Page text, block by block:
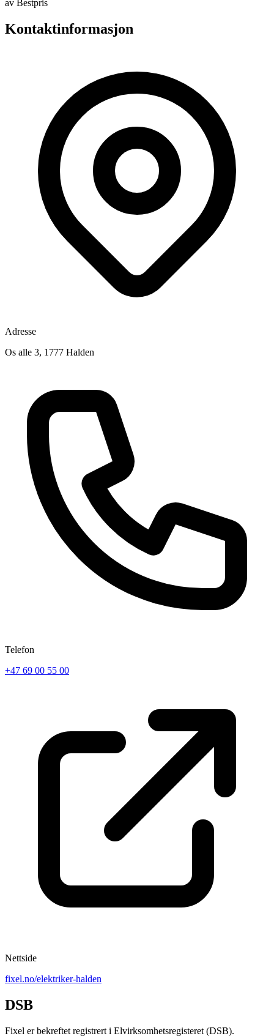
av Bestpris
Kontaktinformasjon
Adresse
Os alle 3, 1777 Halden
Telefon
+47 69 00 55 00
Nettside
fixel.no/elektriker-halden
DSB
Fixel er bekreftet registrert i Elvirksomhetsregisteret (DSB).